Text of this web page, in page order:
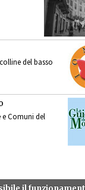
del basso
e Comuni del